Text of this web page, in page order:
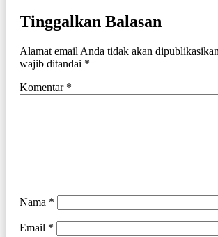
Tinggalkan Balasan
Alamat email Anda tidak akan
wajib ditandai *
Komentar *
Nama *
Email *